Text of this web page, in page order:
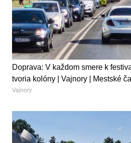
Doprava: V každom smere k
tvoria kolóny | Vajnory | Mestské
Vajnory